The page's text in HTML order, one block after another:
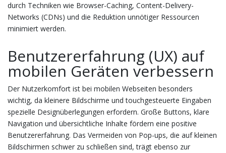
durch Techniken wie Browser-Caching, Content-Delivery-
Networks (CDNs) und die Reduktion unnötiger Ressourcen
minimiert werden.
Benutzererfahrung (UX) auf
mobilen Geräten verbessern
Der Nutzerkomfort ist bei mobilen Webseiten besonders
wichtig, da kleinere Bildschirme und touchgesteuerte Eingaben
spezielle Designüberlegungen erfordern. Große Buttons, klare
Navigation und übersichtliche Inhalte fördern eine positive
Benutzererfahrung. Das Vermeiden von Pop-ups, die auf kleinen
Bildschirmen schwer zu schließen sind, trägt ebenso zur